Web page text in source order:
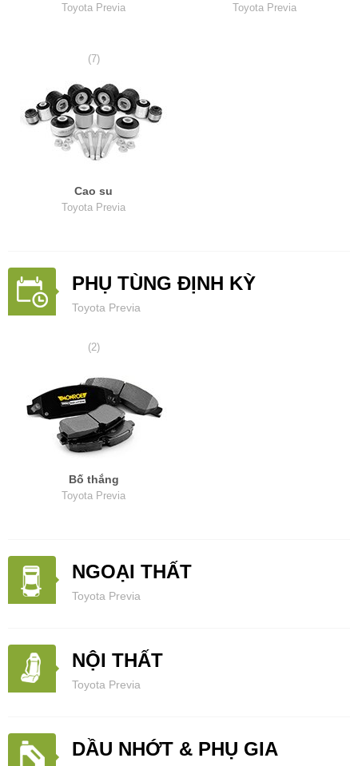
Toyota Previa Toyota Previa
(7)
Cao su
Toyota Previa
PHỤ TÙNG ĐỊNH KỲ
Toyota Previa
(2)
Bố thắng
Toyota Previa
NGOẠI THẤT
Toyota Previa
NỘI THẤT
Toyota Previa
DẦU NHỚT & PHỤ GIA